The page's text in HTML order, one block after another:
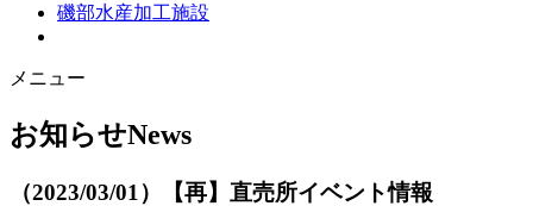
磯部水産加工施設
メニュー
お知らせNews
（2023/03/01）【再】直売所イベント情報